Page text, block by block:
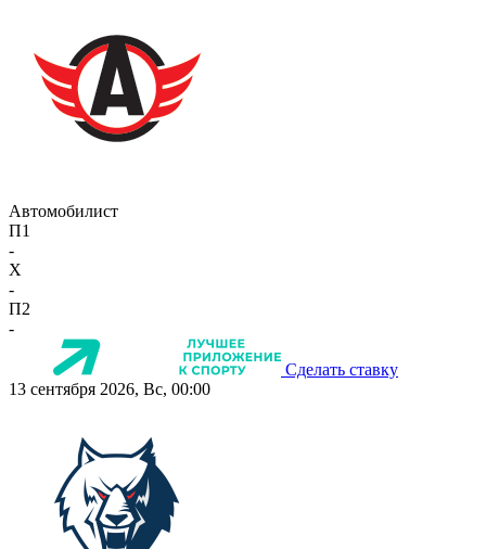
Автомобилист
П1
-
X
-
П2
-
Сделать ставку
13 сентября 2026, Вс, 00:00